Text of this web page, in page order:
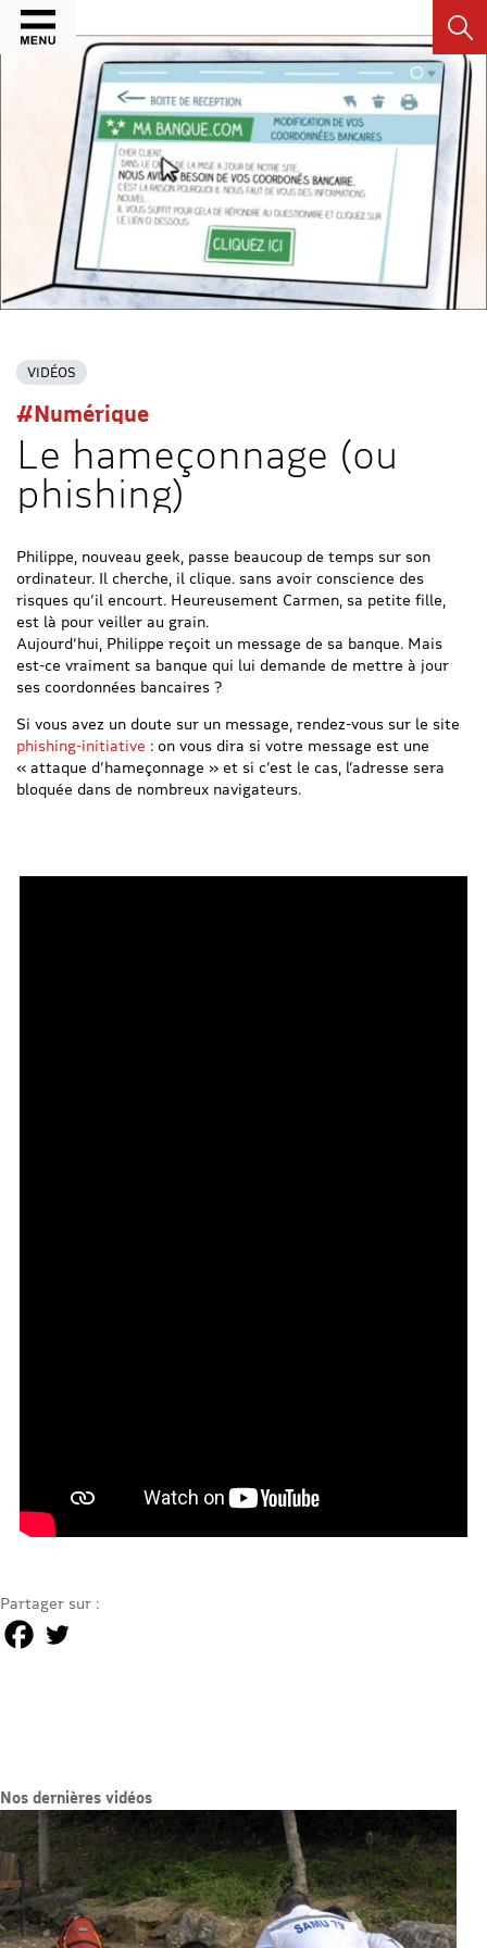
VIDÉOS
#Numérique
Le hameçonnage (ou
phishing)
Philippe, nouveau geek, passe beaucoup de temps sur son
ordinateur. Il cherche, il clique. sans avoir conscience des
risques qu’il encourt. Heureusement Carmen, sa petite fille,
est là pour veiller au grain.
Aujourd’hui, Philippe reçoit un message de sa banque. Mais
est-ce vraiment sa banque qui lui demande de mettre à jour
ses coordonnées bancaires ?
Si vous avez un doute sur un message, rendez-vous sur le site
phishing-initiative : on vous dira si votre message est une
« attaque d’hameçonnage » et si c’est le cas, l’adresse sera
bloquée dans de nombreux navigateurs.
Partager sur :
Nos dernières vidéos